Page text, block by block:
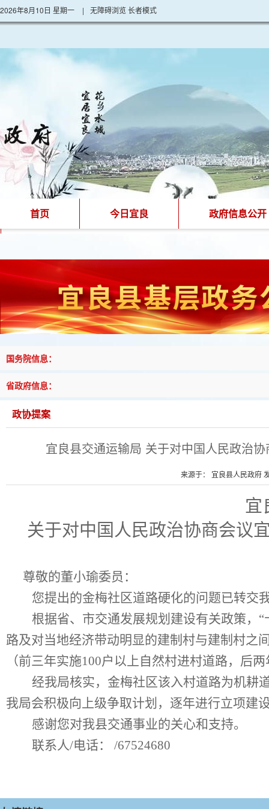
2026年8月10日 星期一 | 无障碍浏览长者模式
首页 今日宜良 政府信息公开
国务院信息：
省政府信息：
政协提案
宜良县交通运输局 关于对中国人民政治
来源于： 宜良县人民政府
宜
关于对中国人民政治协商会议
尊敬的董小瑜委员 ：
您提出的金梅社区道路硬化的问题已转交
根据省、市交通发展规划建设有关政策， “
路及对当地经济带动明显的建制村与建制村之
（前三年实施100户以上自然村进村道路，后
经我局核实，金梅社区该入村道路为机耕
我局会积极向上级争取计划，逐年进行立项建
感谢您对我县交通事业的关心和支持。
联系人/电话： /67524680